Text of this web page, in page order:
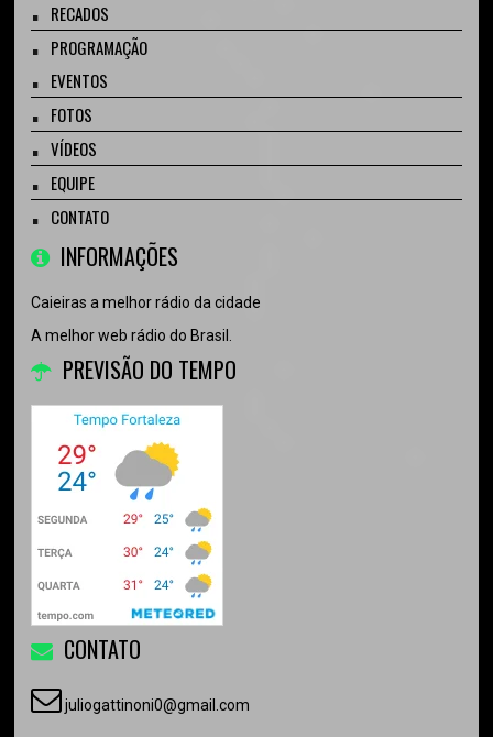
RECADOS
PROGRAMAÇÃO
EVENTOS
FOTOS
VÍDEOS
EQUIPE
CONTATO
INFORMAÇÕES
Caieiras a melhor rádio da cidade
A melhor web rádio do Brasil.
PREVISÃO DO TEMPO
CONTATO
juliogattinoni0@gmail.com